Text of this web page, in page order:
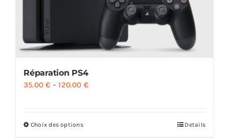
Réparation PS4
35.00€ –120.00 €
Choix des options Details